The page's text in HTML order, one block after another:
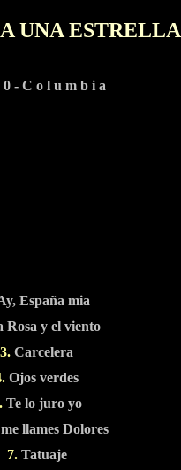
UNA ESTRELLA
0 - C o l u m b i a
España mia
Rosa y el viento
3. Carcelera
Ojos verdes
Te lo juro yo
llames Dolores
7.Tatuaje